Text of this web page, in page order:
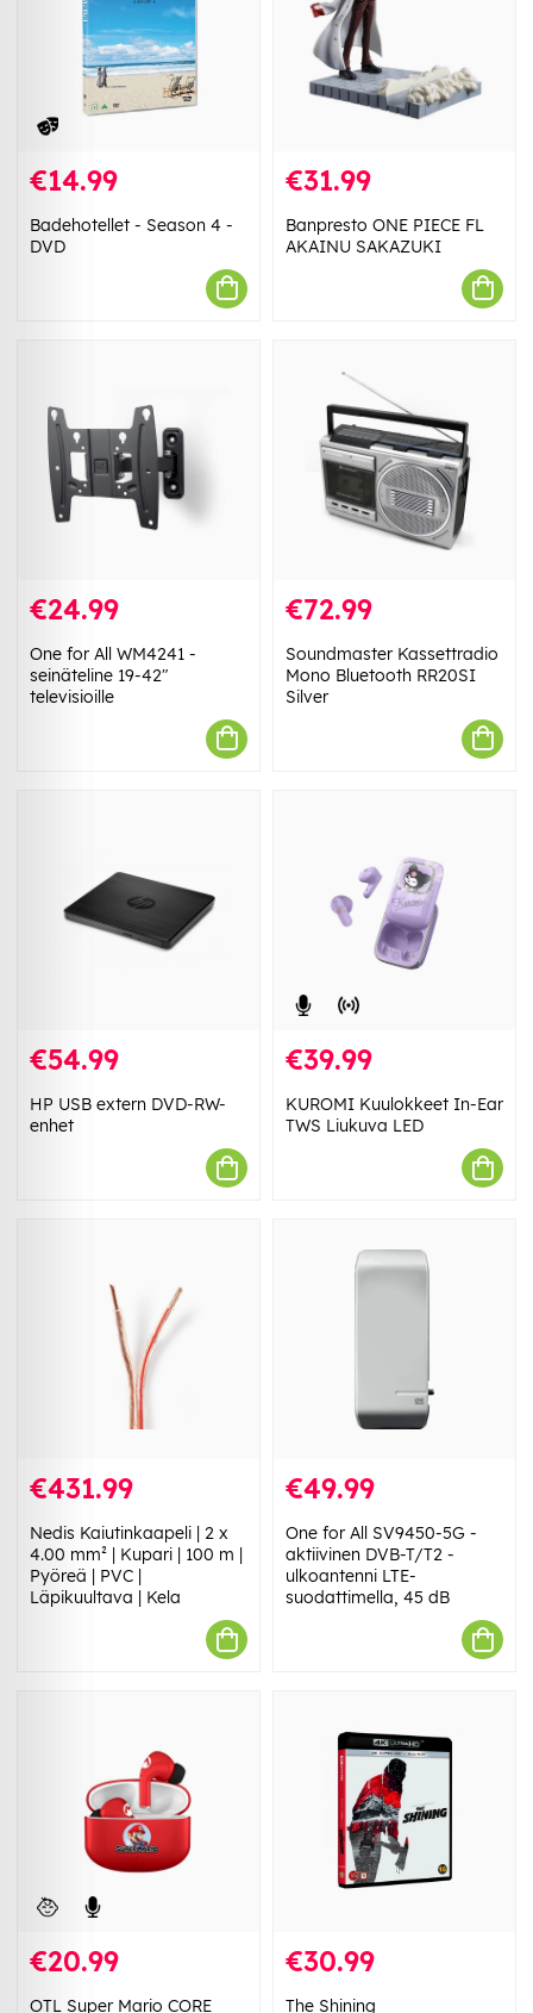
€14.99
Badehotellet - Season 4 -
DVD
€31.99
Banpresto ONE PIECE FL
AKAINU SAKAZUKI
€24.99
One for All WM4241 -
seinäteline 19-42"
televisioille
€72.99
Soundmaster Kassettradio
Mono Bluetooth RR20SI
Silver
€54.99
HP USB extern DVD-RW-
enhet
€39.99
KUROMI Kuulokkeet In-Ear
TWS Liukuva LED
€431.99
Nedis Kaiutinkaapeli | 2 x
4.00 mm² | Kupari | 100 m |
Pyöreä | PVC |
Läpikuultava | Kela
€49.99
One for All SV9450-5G -
aktiivinen DVB-T/T2 -
ulkoantenni LTE-
suodattimella, 45 dB
€20.99
OTL Super Mario CORE
€30.99
The Shining